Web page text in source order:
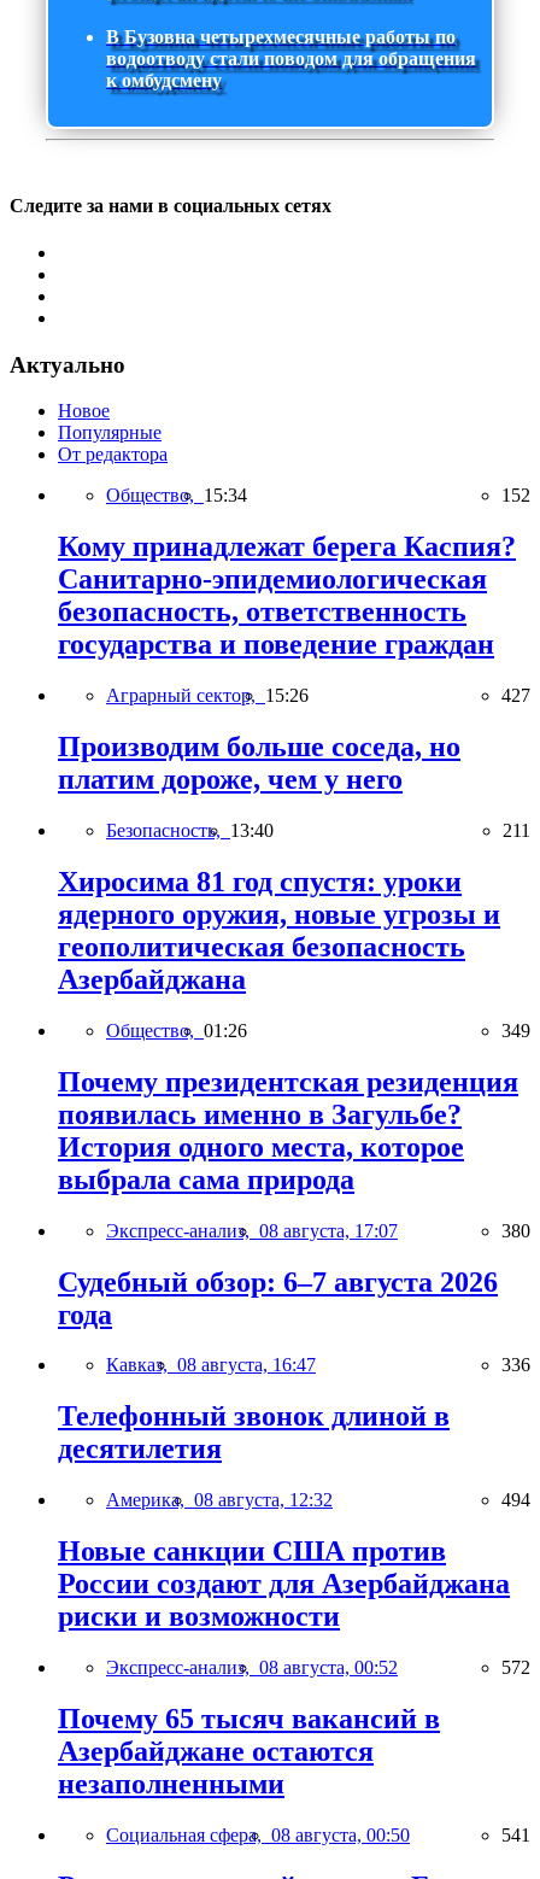
В Бузовна четырехмесячные работы по
водоотводу стали поводом для обращения
к омбудсмену
Следите за нами в социальных сетях
Актуально
Новое
Популярные
От редактора
Общество, 15:34 152
Кому принадлежат берега Каспия?
Санитарно-эпидемиологическая
безопасность, ответственность
государства и поведение граждан
Аграрный сектор, 15:26 427
Производим больше соседа, но
платим дороже, чем у него
Безопасность, 13:40 211
Хиросима 81 год спустя: уроки
ядерного оружия, новые угрозы и
геополитическая безопасность
Азербайджана
Общество, 01:26 349
Почему президентская резиденция
появилась именно в Загульбе?
История одного места, которое
выбрала сама природа
Экспресс-анализ, 08 августа, 17:07 380
Судебный обзор: 6–7 августа 2026
года
Кавказ, 08 августа, 16:47 336
Телефонный звонок длиной в
десятилетия
Америка, 08 августа, 12:32 494
Новые санкции США против
России создают для Азербайджана
риски и возможности
Экспресс-анализ, 08 августа, 00:52 572
Почему 65 тысяч вакансий в
Азербайджане остаются
незаполненными
Социальная сфера, 08 августа, 00:50 541